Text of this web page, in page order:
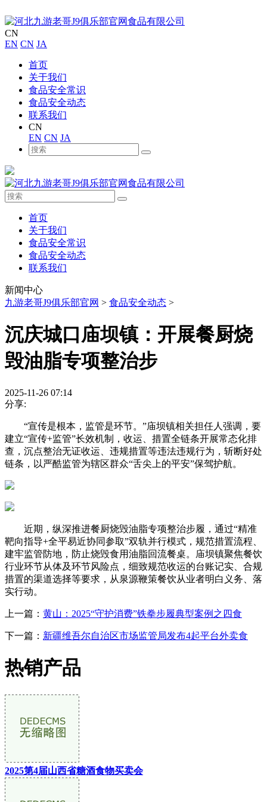
CN
EN CN JA
首页
关于我们
食品安全常识
食品安全动态
联系我们
CN
EN CN JA
首页
关于我们
食品安全常识
食品安全动态
联系我们
新闻中心
九游老哥J9俱乐部官网 > 食品安全动态 >
沉庆城口庙坝镇：开展餐厨烧
毁油脂专项整治步
2025-11-26 07:14
分享:
“宣传是根本，监管是环节。”庙坝镇相关担任人强调，要
建立“宣传+监管”长效机制，收运、措置全链条开展常态化排
查，沉点整治无证收运、违规措置等违法违规行为，斩断好处
链条，以严酷监管为辖区群众“舌尖上的平安”保驾护航。
近期，纵深推进餐厨烧毁油脂专项整治步履，通过“精准
靶向指导+全平易近协同参取”双轨并行模式，规范措置流程、
建牢监管防地，防止烧毁食用油脂回流餐桌。庙坝镇聚焦餐饮
行业环节从体及环节风险点，细致规范收运的台账记实、合规
措置的渠道选择等要求，从泉源鞭策餐饮从业者明白义务、落
实行动。
上一篇： 黄山：2025“守护消费”铁拳步履典型案例之四食
下一篇： 新疆维吾尔自治区市场监管局发布4起平台外卖食
热销产品
2025第4届山西省糖酒食物买卖会